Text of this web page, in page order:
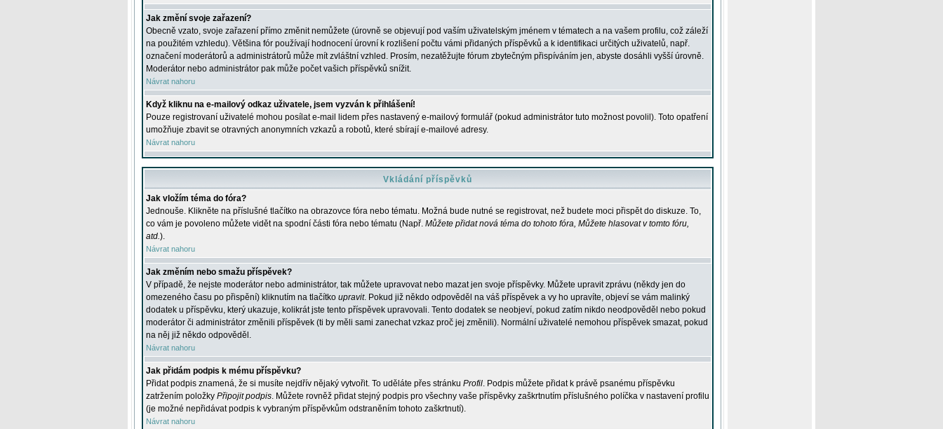
Jak změní svoje zařazení?
Obecně vzato, svoje zařazení přímo změnit nemůžete (úrovně se objevují pod vaším uživatelským jménem v tématech a na vašem profilu, což záleží
na použitém vzhledu). Většina fór používají hodnocení úrovní k rozlišení počtu vámi přidaných příspěvků a k identifikaci určitých uživatelů, např.
označení moderátorů a administrátorů může mít zvláštní vzhled. Prosím, nezatěžujte fórum zbytečným přispíváním jen, abyste dosáhli vyšší úrovně.
Moderátor nebo administrátor pak může počet vašich příspěvků snížit.
Návrat nahoru
Když kliknu na e-mailový odkaz uživatele, jsem vyzván k přihlášení!
Pouze registrovaní uživatelé mohou posílat e-mail lidem přes nastavený e-mailový formulář (pokud administrátor tuto možnost povolil). Toto opatření
umožňuje zbavit se otravných anonymních vzkazů a robotů, které sbírají e-mailové adresy.
Návrat nahoru
Vkládání příspěvků
Jak vložím téma do fóra?
Jednouše. Klikněte na příslušné tlačítko na obrazovce fóra nebo tématu. Možná bude nutné se registrovat, než budete moci přispět do diskuze. To,
co vám je povoleno můžete vidět na spodní části fóra nebo tématu (Např. Můžete přidat nová téma do tohoto fóra, Můžete hlasovat v tomto fóru,
atd.).
Návrat nahoru
Jak změním nebo smažu příspěvek?
V případě, že nejste moderátor nebo administrátor, tak můžete upravovat nebo mazat jen svoje příspěvky. Můžete upravit zprávu (někdy jen do
omezeného času po přispění) kliknutím na tlačítko upravit. Pokud již někdo odpověděl na váš příspěvek a vy ho upravíte, objeví se vám malinký
dodatek u příspěvku, který ukazuje, kolikrát jste tento příspěvek upravovali. Tento dodatek se neobjeví, pokud zatím nikdo neodpověděl nebo pokud
moderátor či administrátor změnili příspěvek (ti by měli sami zanechat vzkaz proč jej změnili). Normální uživatelé nemohou příspěvek smazat, pokud
na něj již někdo odpověděl.
Návrat nahoru
Jak přidám podpis k mému příspěvku?
Přidat podpis znamená, že si musíte nejdřív nějaký vytvořit. To uděláte přes stránku Profil. Podpis můžete přidat k právě psanému příspěvku
zatržením položky Připojit podpis. Můžete rovněž přidat stejný podpis pro všechny vaše příspěvky zaškrtnutím příslušného políčka v nastavení profilu
(je možné nepřidávat podpis k vybraným příspěvkům odstraněním tohoto zaškrtnutí).
Návrat nahoru